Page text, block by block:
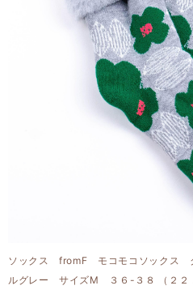
ソックス fromF モコモコソックス
ルグレー サイズM ３６-３８ （２２